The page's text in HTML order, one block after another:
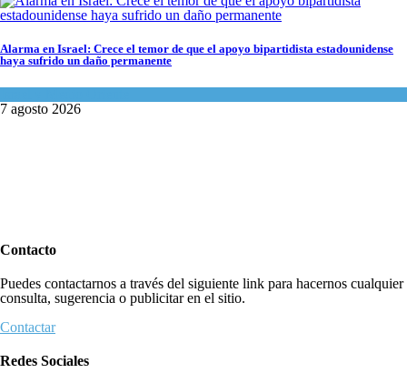
Alarma en Israel: Crece el temor de que el apoyo bipartidista estadounidense
haya sufrido un daño permanente
7 agosto 2026
Contacto
Puedes contactarnos a través del siguiente link para hacernos cualquier
consulta, sugerencia o publicitar en el sitio.
Contactar
Redes Sociales